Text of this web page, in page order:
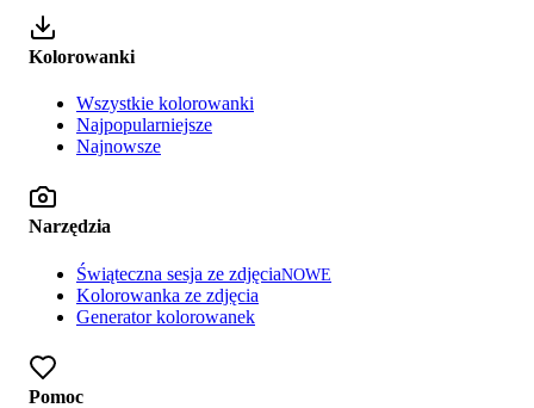
Kolorowanki
Wszystkie kolorowanki
Najpopularniejsze
Najnowsze
Narzędzia
Świąteczna sesja ze zdjęciaNOWE
Kolorowanka ze zdjęcia
Generator kolorowanek
Pomoc